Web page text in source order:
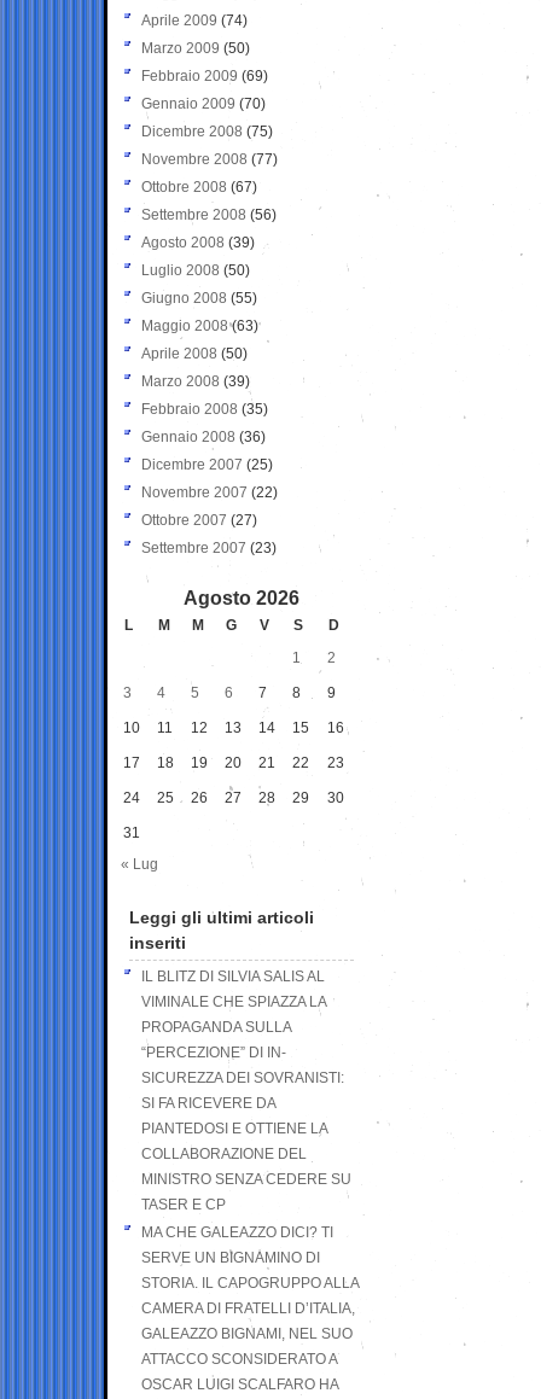
Aprile 2009 (74)
Marzo 2009 (50)
Febbraio 2009 (69)
Gennaio 2009 (70)
Dicembre 2008 (75)
Novembre 2008 (77)
Ottobre 2008 (67)
Settembre 2008 (56)
Agosto 2008 (39)
Luglio 2008 (50)
Giugno 2008 (55)
Maggio 2008(63)
Aprile 2008 (50)
Marzo 2008 (39)
Febbraio 2008 (35)
Gennaio 2008 (36)
Dicembre 2007 (25)
Novembre 2007 (22)
Ottobre 2007 (27)
Settembre 2007 (23)
Agosto 2026
L M M G V S
D
1
2
3 4 5 6 7 8 9
10 11 12 13 14 15 16
17 18 19 20 21 22 23
24 25 26 27 28 29 30
31
« Lug
Leggi gli ultimi articoli
inseriti
IL BLITZ DI SILVIA SALIS AL
VIMINALE CHE SPIAZZA LA
PROPAGANDA SULLA
“PERCEZIONE” DI IN-
SICUREZZA DEI SOVRANISTI:
SI FA RICEVERE DA
PIANTEDOSI E OTTIENE LA
COLLABORAZIONE DEL
MINISTRO SENZA CEDERE SU
TASER E CP
MA CHE GALEAZZO DICI? TI
SERVE UN BIGNAMINO DI
STORIA. IL CAPOGRUPPO ALLA
CAMERA DI FRATELLI D’ITALIA,
GALEAZZO BIGNAMI, NEL SUO
ATTACCO SCONSIDERATO A
OSCAR LUIGI SCALFARO HA